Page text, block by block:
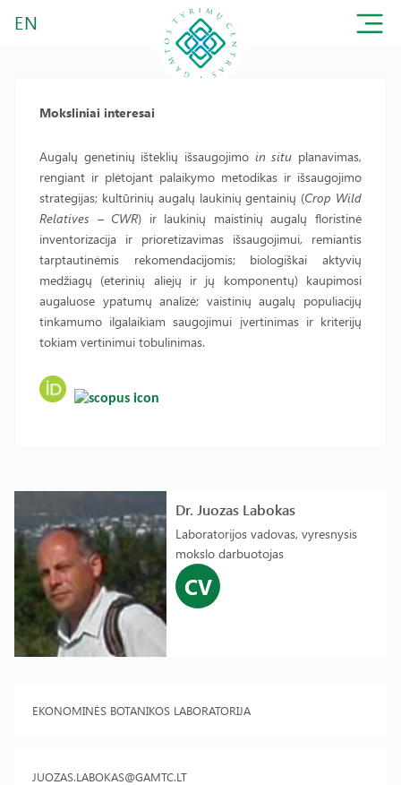
EN
Dr. Juozas Labokas
Laboratorijos vadovas, vyresnysis
mokslo darbuotojas
CV
EKONOMINĖS BOTANIKOS LABORATORIJA
JUOZAS.LABOKAS@GAMTC.LT
Moksliniai interesai
Augalų genetinių išteklių išsaugojimo in situ planavimas,
rengiant ir plėtojant palaikymo metodikas ir išsaugojimo
strategijas; kultūrinių augalų laukinių gentainių (Crop Wild
Relatives – CWR) ir laukinių maistinių augalų floristinė
inventorizacija ir prioretizavimas išsaugojimui, remiantis
tarptautinėmis rekomendacijomis; biologiškai aktyvių
medžiagų (eterinių aliejų ir jų komponentų) kaupimosi
augaluose ypatumų analizė; vaistinių augalų populiacijų
tinkamumo ilgalaikiam saugojimui įvertinimas ir kriterijų
tokiam vertinimui tobulinimas.